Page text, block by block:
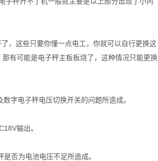
，这些只要你懂一点电工，你就可以自行更换这
有可能是电子秤主板板烧了，这种情况只能更换
字电子秤电压切换开关的问题所造成。
输出。
否为电池电压不足所造成。